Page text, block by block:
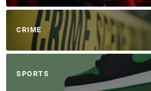
CRIME
SPORTS